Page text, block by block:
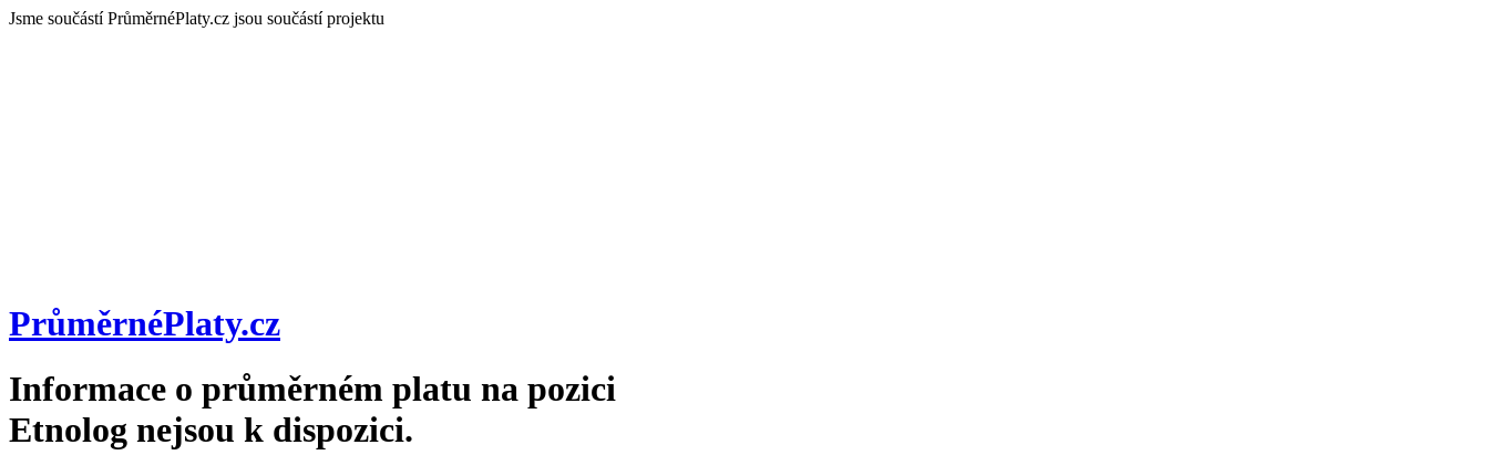
Jsme součástí PrůměrnéPlaty.cz jsou součástí projektu
PrůměrnéPlaty.cz
Informace o průměrném platu na pozici
Etnolog nejsou k dispozici.